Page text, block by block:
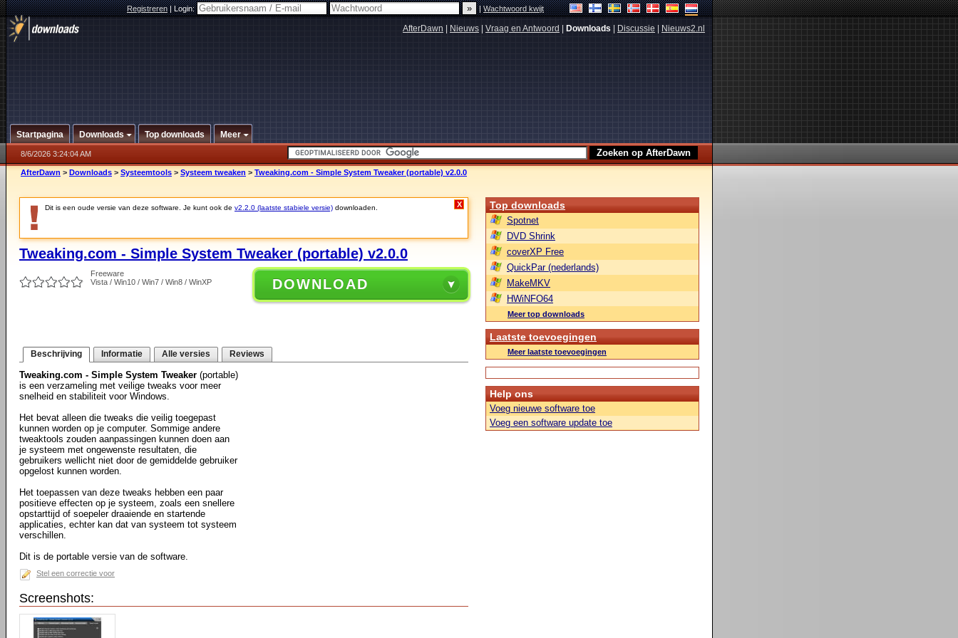
Registreren|Login: |Wachtwoord kwijt
AfterDawn Nieuws Vraag en Antwoord Downloads Discussie Nieuws2.nl
Startpagina Downloads Top downloads Meer
8/6/2026 3:24:04 AM
AfterDawn > Downloads > Systeemtools > Systeem tweaken > Tweaking.com - Simple System Tweaker (portable) v2.0.0
Dit is een oude versie van deze software. Je kunt ook de v2.2.0 (laatste stabiele versie) downloaden. X
Tweaking.com - Simple System Tweaker (portable) v2.0.0
Freeware
Vista / Win10 / Win7 / Win8 / WinXP
DOWNLOAD
Beschrijving Informatie Alle versies Reviews
Tweaking.com - Simple System Tweaker (portable)
is een verzameling met veilige tweaks voor meer
snelheid en stabiliteit voor Windows.
Het bevat alleen die tweaks die veilig toegepast
kunnen worden op je computer. Sommige andere
tweaktools zouden aanpassingen kunnen doen aan
je systeem met ongewenste resultaten, die
gebruikers wellicht niet door de gemiddelde gebruiker
opgelost kunnen worden.
Het toepassen van deze tweaks hebben een paar
positieve effecten op je systeem, zoals een snellere
opstarttijd of soepeler draaiende en startende
applicaties, echter kan dat van systeem tot systeem
verschillen.
Dit is de portable versie van de software.
Stel een correctie voor
Screenshots:
Top downloads
Spotnet
DVD Shrink
coverXP Free
QuickPar (nederlands)
MakeMKV
HWiNFO64
Meer top downloads
Laatste toevoegingen
Meer laatste toevoegingen
Help ons
Voeg nieuwe software toe
Voeg een software update toe